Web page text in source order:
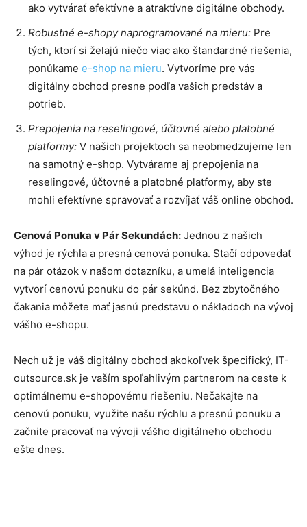
ako vytvárať efektívne a atraktívne digitálne obchody.
Robustné e-shopy naprogramované na mieru: Pre
tých, ktorí si želajú niečo viac ako štandardné riešenia,
ponúkame e-shop na mieru. Vytvoríme pre vás
digitálny obchod presne podľa vašich predstáv a
potrieb.
Prepojenia na reselingové, účtovné alebo platobné
platformy: V našich projektoch sa neobmedzujeme len
na samotný e-shop. Vytvárame aj prepojenia na
reselingové, účtovné a platobné platformy, aby ste
mohli efektívne spravovať a rozvíjať váš online obchod.
Cenová Ponuka v Pár Sekundách: Jednou z našich
výhod je rýchla a presná cenová ponuka. Stačí odpovedať
na pár otázok v našom dotazníku, a umelá inteligencia
vytvorí cenovú ponuku do pár sekúnd. Bez zbytočného
čakania môžete mať jasnú predstavu o nákladoch na vývoj
vášho e-shopu.
Nech už je váš digitálny obchod akokoľvek špecifický, IT-
outsource.sk je vaším spoľahlivým partnerom na ceste k
optimálnemu e-shopovému riešeniu. Nečakajte na
cenovú ponuku, využite našu rýchlu a presnú ponuku a
začnite pracovať na vývoji vášho digitálneho obchodu
ešte dnes.